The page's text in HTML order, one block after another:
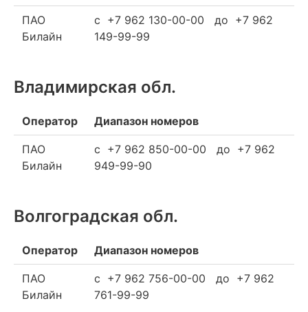
ПАО
Билайн
c +7 962 130-00-00 до +7 962
149-99-99
Владимирская обл.
Оператор Диапазон номеров
ПАО
Билайн
c +7 962 850-00-00 до +7 962
949-99-90
Волгоградская обл.
Оператор Диапазон номеров
ПАО
Билайн
c +7 962 756-00-00 до +7 962
761-99-99